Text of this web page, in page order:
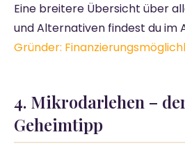
Eine breitere Übersicht über
und Alternativen findest du im
Gründer:
4. Mikrodarlehen –
Geheimtipp